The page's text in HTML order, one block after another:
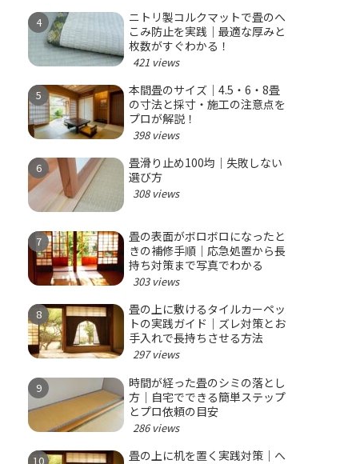
ニトリ製コルクマットで畳のへ
こみ防止を実践｜最適な厚みと
枚数がすぐわかる！
421 views
本間畳のサイズ｜4.5・6・8畳
の寸法と採寸・施工の注意点を
プロが解説！
398 views
畳滑り止め100均｜失敗しない
選び方
308 views
畳の表面がボロボロになったと
きの補修手順｜応急処置から長
持ち対策まで写真でわかる
303 views
畳の上に敷けるタイルカーペッ
トの実践ガイド｜ズレ対策とお
手入れで長持ちさせる方法
297 views
時間が経った畳のシミの落とし
方｜自宅でできる簡単ステップ
とプロ依頼の目安
286 views
畳の上に机を置く実践対策｜へ